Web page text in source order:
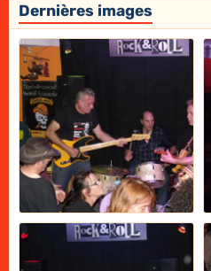
Dernières images